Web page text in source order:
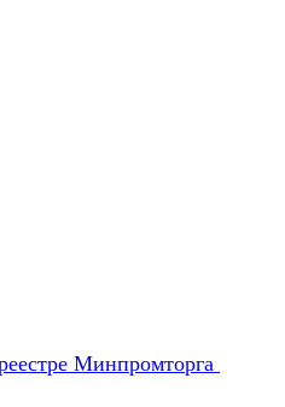
Минпромторга